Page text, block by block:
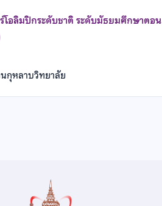
โอลิมปิกระดับชาติ ระดับมัธยมศึกษาตอน
นกุหลาบวิทยาลัย